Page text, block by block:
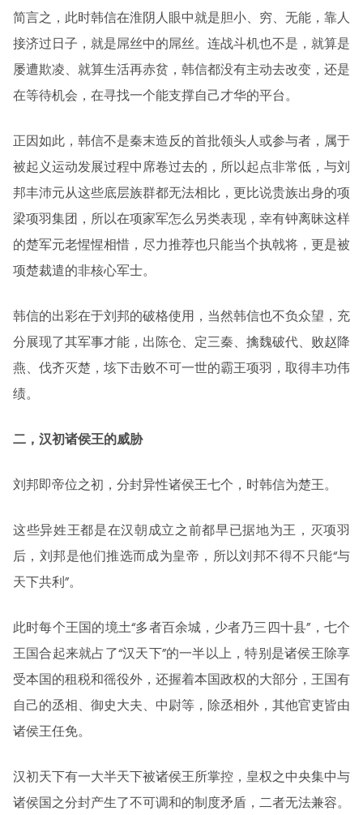
简言之，此时韩信在淮阴人眼中就是胆小、穷、无能，靠人
接济过日子，就是屌丝中的屌丝。连战斗机也不是，就算是
屡遭欺凌、就算生活再赤贫，韩信都没有主动去改变，还是
在等待机会，在寻找一个能支撑自己才华的平台。
正因如此，韩信不是秦末造反的首批领头人或参与者，属于
被起义运动发展过程中席卷过去的，所以起点非常低，与刘
邦丰沛元从这些底层族群都无法相比，更比说贵族出身的项
梁项羽集团，所以在项家军怎么另类表现，幸有钟离昧这样
的楚军元老惺惺相惜，尽力推荐也只能当个执戟将，更是被
项楚裁遣的非核心军士。
韩信的出彩在于刘邦的破格使用，当然韩信也不负众望，充
分展现了其军事才能，出陈仓、定三秦、擒魏破代、败赵降
燕、伐齐灭楚，垓下击败不可一世的霸王项羽，取得丰功伟
绩。
二，汉初诸侯王的威胁
刘邦即帝位之初，分封异性诸侯王七个，时韩信为楚王。
这些异姓王都是在汉朝成立之前都早已据地为王，灭项羽
后，刘邦是他们推选而成为皇帝，所以刘邦不得不只能“与
天下共利”。
此时每个王国的境土“多者百余城，少者乃三四十县”，七个
王国合起来就占了“汉天下”的一半以上，特别是诸侯王除享
受本国的租税和徭役外，还握着本国政权的大部分，王国有
自己的丞相、御史大夫、中尉等，除丞相外，其他官吏皆由
诸侯王任免。
汉初天下有一大半天下被诸侯王所掌控，皇权之中央集中与
诸侯国之分封产生了不可调和的制度矛盾，二者无法兼容。